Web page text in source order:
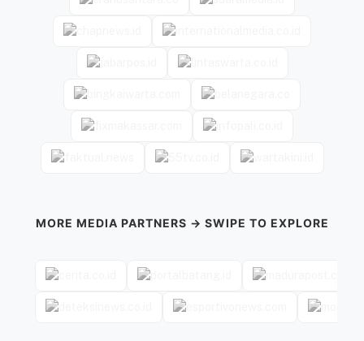
MORE MEDIA PARTNERS → SWIPE TO EXPLORE